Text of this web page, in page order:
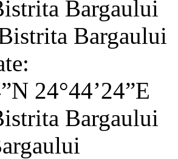
24°44’24”E